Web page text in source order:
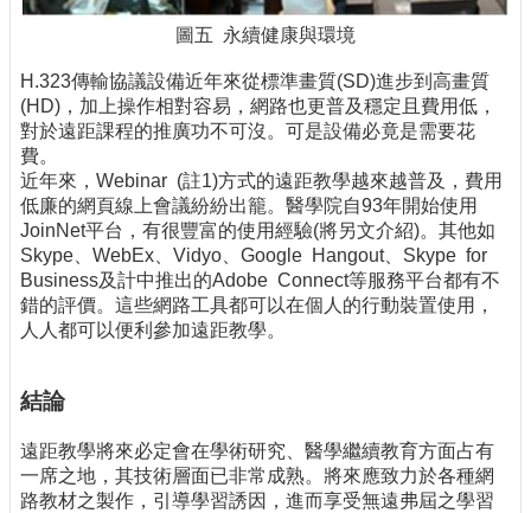
圖五 永續健康與環境
H.323傳輸協議設備近年來從標準畫質(SD)進步到高畫質
(HD)，加上操作相對容易，網路也更普及穩定且費用低，
對於遠距課程的推廣功不可沒。可是設備必竟是需要花
費。
近年來，Webinar (註1)方式的遠距教學越來越普及，費用
低廉的網頁線上會議紛紛出籠。醫學院自93年開始使用
JoinNet平台，有很豐富的使用經驗(將另文介紹)。其他如
Skype、WebEx、Vidyo、Google Hangout、Skype for
Business及計中推出的Adobe Connect等服務平台都有不
錯的評價。這些網路工具都可以在個人的行動裝置使用，
人人都可以便利參加遠距教學。
結論
遠距教學將來必定會在學術研究、醫學繼續教育方面占有
一席之地，其技術層面已非常成熟。將來應致力於各種網
路教材之製作，引導學習誘因，進而享受無遠弗屆之學習